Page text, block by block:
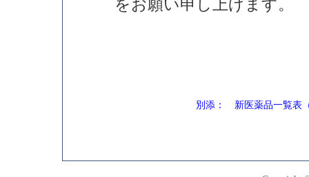
をお願い申し上げます。
別添： 新医薬品一覧表